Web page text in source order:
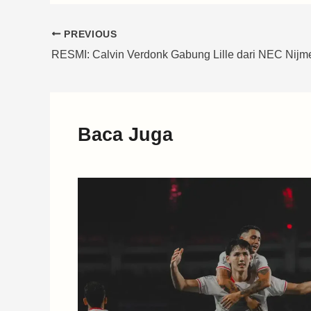
PREVIOUS
RESMI: Calvin Verdonk Gabung Lille dari NEC
Baca Juga